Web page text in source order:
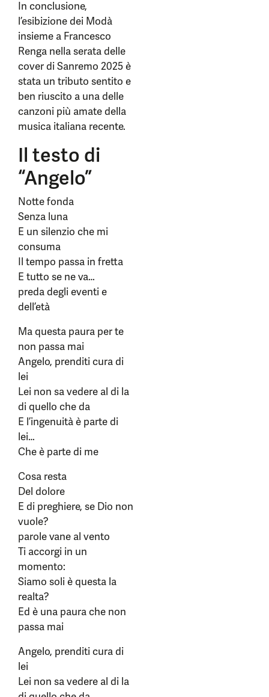
In conclusione,
l’esibizione dei Modà
insieme a Francesco
Renga nella serata delle
cover di Sanremo 2025 è
stata un tributo sentito e
ben riuscito a una delle
canzoni più amate della
musica italiana recente.
Il testo di
“Angelo”
Notte fonda
Senza luna
E un silenzio che mi
consuma
Il tempo passa in fretta
E tutto se ne va…
preda degli eventi e
dell’età
Ma questa paura per te
non passa mai
Angelo, prenditi cura di
lei
Lei non sa vedere al di la
di quello che da
E l’ingenuità è parte di
lei…
Che è parte di me
Cosa resta
Del dolore
E di preghiere, se Dio non
vuole?
parole vane al vento
Ti accorgi in un
momento:
Siamo soli è questa la
realta?
Ed è una paura che non
passa mai
Angelo, prenditi cura di
lei
Lei non sa vedere al di la